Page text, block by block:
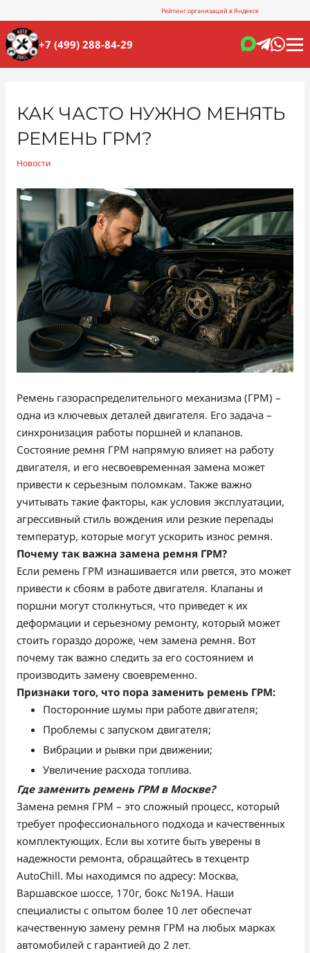
Рейтинг организаций в Яндексе
+7 (499) 288-84-29
КАК ЧАСТО НУЖНО МЕНЯТЬ
РЕМЕНЬ ГРМ?
Новости
Ремень газораспределительного механизма (ГРМ) –
одна из ключевых деталей двигателя. Его задача –
синхронизация работы поршней и клапанов.
Состояние ремня ГРМ напрямую влияет на работу
двигателя, и его несвоевременная замена может
привести к серьезным поломкам. Также важно
учитывать такие факторы, как условия эксплуатации,
агрессивный стиль вождения или резкие перепады
температур, которые могут ускорить износ ремня.
Почему так важна замена ремня ГРМ?
Если ремень ГРМ изнашивается или рвется, это может
привести к сбоям в работе двигателя. Клапаны и
поршни могут столкнуться, что приведет к их
деформации и серьезному ремонту, который может
стоить гораздо дороже, чем замена ремня. Вот
почему так важно следить за его состоянием и
производить замену своевременно.
Признаки того, что пора заменить ремень ГРМ:
Посторонние шумы при работе двигателя;
Проблемы с запуском двигателя;
Вибрации и рывки при движении;
Увеличение расхода топлива.
Где заменить ремень ГРМ в Москве?
Замена ремня ГРМ – это сложный процесс, который
требует профессионального подхода и качественных
комплектующих. Если вы хотите быть уверены в
надежности ремонта, обращайтесь в техцентр
AutoChill. Мы находимся по адресу: Москва,
Варшавское шоссе, 170г, бокс №19А. Наши
специалисты с опытом более 10 лет обеспечат
качественную замену ремня ГРМ на любых марках
автомобилей с гарантией до 2 лет.